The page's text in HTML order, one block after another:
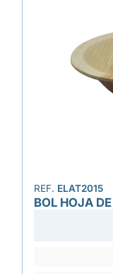
REF. ELAT2015
BOL HOJA